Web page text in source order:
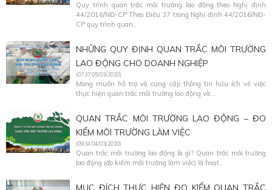
Quy trình quan trắc môi trường lao động theo Nghị định
44/2016/NĐ-CP Theo Điều 37 trong Nghị định 44/2016/NĐ-
CP quy trình quan...
NHỮNG QUY ĐỊNH QUAN TRẮC MÔI TRƯỜNG
LAO ĐỘNG CHO DOANH NGHIỆP
(07:37 05/03/2020)
Mong muốn hỗ trợ và cung cấp thông tin hữu ích về việc
thực hiện quan trắc môi trường lao động và...
QUAN TRẮC MÔI TRƯỜNG LAO ĐỘNG – ĐO
KIỂM MÔI TRƯỜNG LÀM VIỆC
(09:34 04/03/2020)
Quan trắc môi trường lao động là gì? Quan trắc môi trường
lao động (đo kiểm môi trường làm việc) là hoạt...
MỤC ĐÍCH THỰC HIỆN ĐO KIỂM QUAN TRẮC